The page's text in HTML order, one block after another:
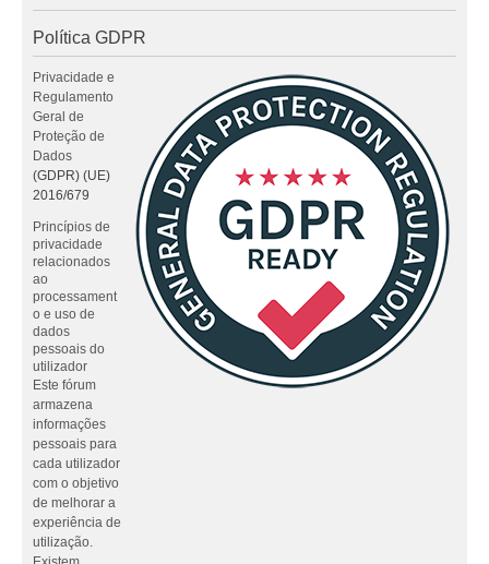
Política GDPR
Privacidade e
Regulamento
Geral de
Proteção de
Dados
(GDPR) (UE)
2016/679
Princípios de
privacidade
relacionados
ao
processament
o e uso de
dados
pessoais do
utilizador
Este fórum
armazena
informações
pessoais para
cada utilizador
com o objetivo
de melhorar a
experiência de
utilização.